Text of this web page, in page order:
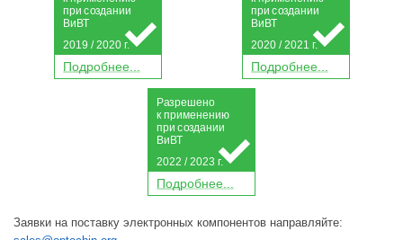
Подробнее...
присоздании
Ви ВТ
2019 / 2020 г.
Подробнее...
присоздании
Ви ВТ
2020 / 2021 г.
Подробнее...
Разрешено
к применению
присоздании
Ви ВТ
2022 / 2023 г.
Заявки на поставку электронных компонентов направляйте: